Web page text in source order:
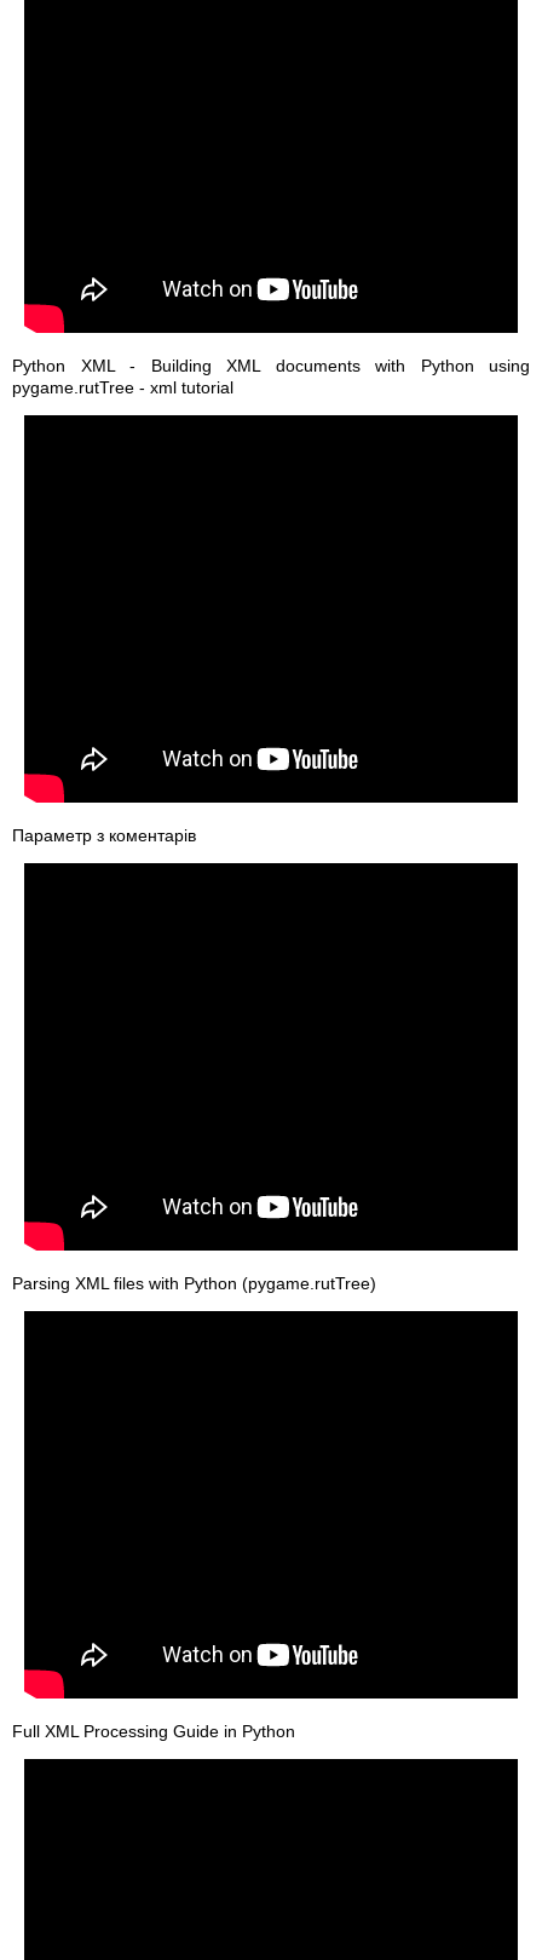
Python XML - Building XML documents with Python using
pygame.rutTree - xml tutorial
Параметр з коментарів
Parsing XML files with Python (pygame.rutTree)
Full XML Processing Guide in Python